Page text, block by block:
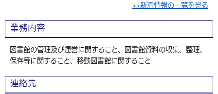
>>新着情報の一覧を見る
業務内容
図書館の管理及び運営に関すること、図書館資料の収集、整理、
保存等に関すること、移動図書館に関すること
連絡先